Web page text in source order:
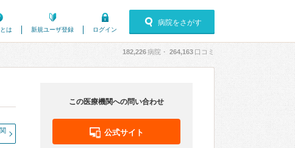
は
新規ユーザ登録 ログイン
病院をさがす
182,226病院・ 264,163 口コミ
この医療機関への問い合わせ
公式サイト